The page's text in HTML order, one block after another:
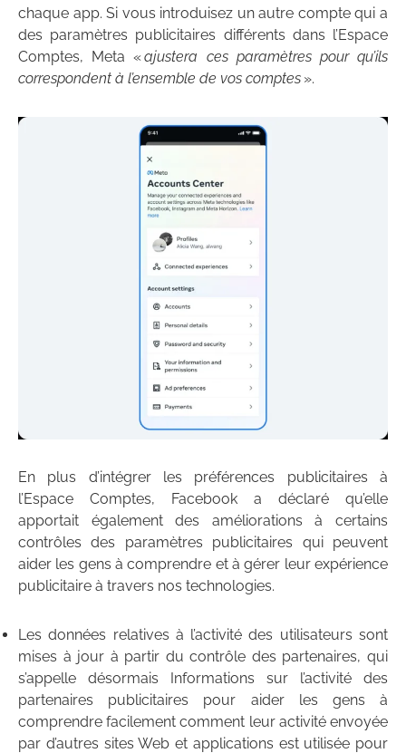
chaque app. Si vous introduisez un autre compte qui a
des paramètres publicitaires différents dans l’Espace
Comptes, Meta «ajustera ces paramètres pour qu’ils
correspondent à l’ensemble de vos comptes ».
En plus d’intégrer les préférences publicitaires à
l’Espace Comptes, Facebook a déclaré qu’elle
apportait également des améliorations à certains
contrôles des paramètres publicitaires qui peuvent
aider les gens à comprendre et à gérer leur expérience
publicitaire à travers nos technologies.
Les données relatives à l’activité des utilisateurs sont
mises à jour à partir du contrôle des partenaires, qui
s’appelle désormais Informations sur l’activité des
partenaires publicitaires pour aider les gens à
comprendre facilement comment leur activité envoyée
par d’autres sites Web et applications est utilisée pour